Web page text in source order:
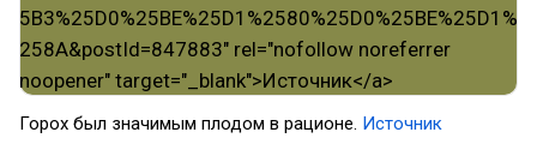
Горох был значимым плодом в рационе. Источник